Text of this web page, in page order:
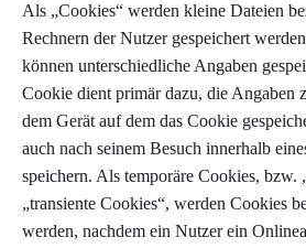
Als „Cookies“ werden kleine Dateien
Rechnern der Nutzer gespeichert
können unterschiedliche Angaben
Cookie dient primär dazu, die Angaben
dem Gerät auf dem das Cookie
auch nach seinem Besuch innerhalb
speichern. Als temporäre Cookies, bzw.
„transiente Cookies“, werden Cookies
werden, nachdem ein Nutzer ein